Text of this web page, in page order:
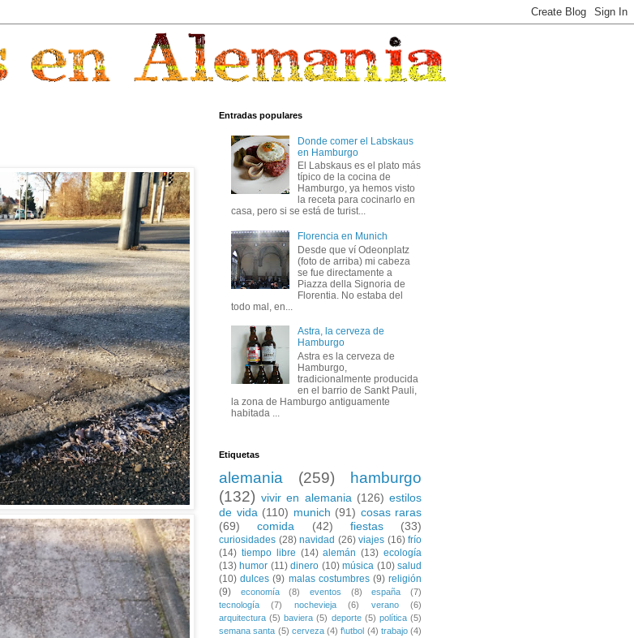
Entradas populares
Donde comer el Labskaus
en Hamburgo
El Labskaus es el plato más
típico de la cocina de
Hamburgo, ya hemos visto
la receta para cocinarlo en
casa, pero si se está de turist...
Florencia en Munich
Desde que ví Odeonplatz
(foto de arriba) mi cabeza
se fue directamente a
Piazza della Signoria de
Florentia. No estaba del
todo mal, en...
Astra, la cerveza de
Hamburgo
Astra es la cerveza de
Hamburgo,
tradicionalmente producida
en el barrio de Sankt Pauli,
la zona de Hamburgo antiguamente
habitada ...
Etiquetas
alemania (259)
hamburgo
(132) vivir en alemania (126) estilos
de vida (110) munich (91) cosas raras
(69)
comida (42) fiestas (33)
curiosidades (28) navidad (26) viajes (16) frío
(14) tiempo libre (14) alemán (13) ecología
(13) humor (11) dinero (10) música (10) salud
(10) dulces (9) malas costumbres (9) religión
(9)
economía (8) eventos (8) españa
(7)
tecnología
(7) nochevieja (6) verano
(6)
arquitectura (5) baviera (5) deporte (5) política (5)
semana santa (5) cerveza (4) f\utbol (4) trabajo (4)